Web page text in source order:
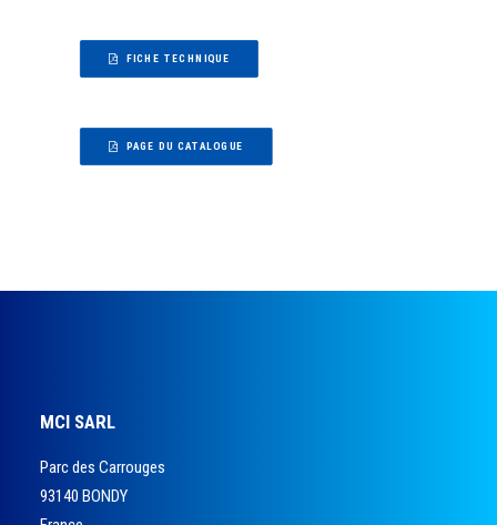
FICHE TECHNIQUE
PAGE DU CATALOGUE
MCI SARL
Parc des Carrouges
93140 BONDY